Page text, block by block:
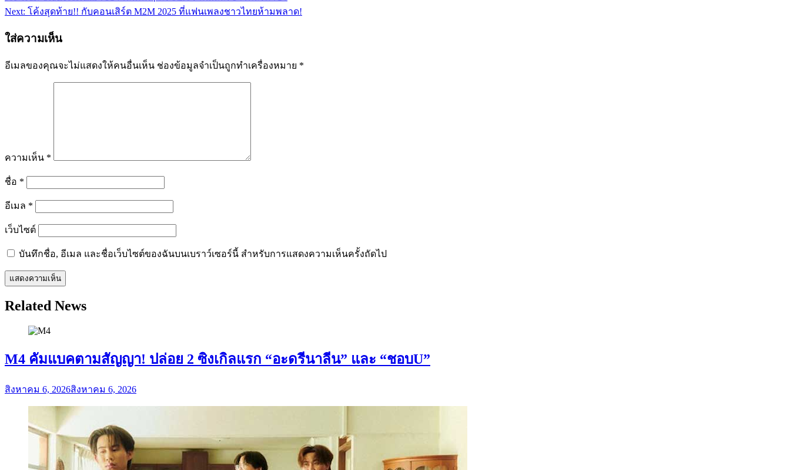
Next: โค้งสุดท้าย!! กับคอนเสิร์ต M2M 2025 ที่แฟนเพลงชาวไทยห้ามพลาด!
ใส่ความเห็น
อีเมลของคุณจะไม่แสดงให้คนอื่นเห็น ช่องข้อมูลจำเป็นถูกทำเครื่องหมาย *
ความเห็น *
ชื่อ *
อีเมล *
เว็บไซต์
บันทึกชื่อ, อีเมล และชื่อเว็บไซต์ของฉันบนเบราว์เซอร์นี้ สำหรับการแสดงความเห็นครั้งถัดไป
Related News
M4 คัมแบคตามสัญญา! ปล่อย 2 ซิงเกิลแรก “อะดรีนาลีน” และ “ชอบU”
สิงหาคม 6, 2026สิงหาคม 6, 2026